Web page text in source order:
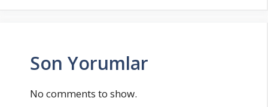
Son Yorumlar
No comments to show.